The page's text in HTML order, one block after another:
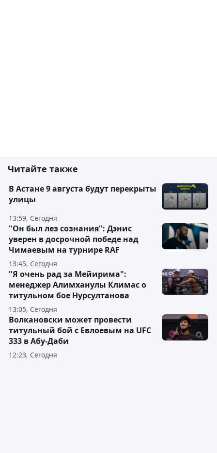
Читайте также
13:59, Сегодня
В Астане 9 августа будут перекрыты
улицы
13:45, Сегодня
"Он был лез сознания": Дэнис
уверен в досрочной победе над
Чимаевым на турнире RAF
13:05, Сегодня
"Я очень рад за Мейирима":
менеджер Алимханулы Климас о
титульном бое Нурсултанова
12:23, Сегодня
Волкановски может провести
титульный бой с Евлоевым на UFC
333 в Абу-Даби